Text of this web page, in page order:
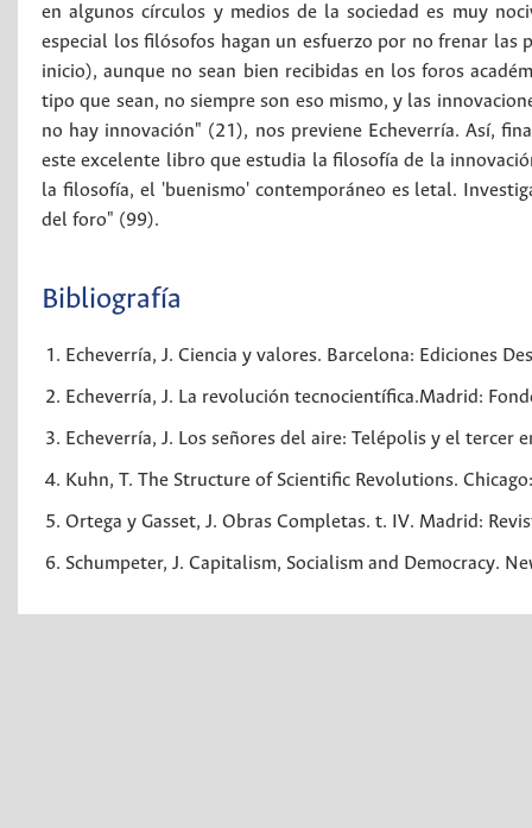
en algunos círculos y medios de la sociedad es muy
especial los filósofos hagan un esfuerzo por no frenar las
inicio), aunque no sean bien recibidas en los foros
tipo que sean, no siempre son eso mismo, y las
no hay innovación" (21), nos previene Echeverría. Así,
este excelente libro que estudia la filosofía de la
la filosofía, el 'buenismo' contemporáneo es letal.
del foro" (99).
Bibliografía
Echeverría, J. Ciencia y valores. Barcelona: Ediciones
Echeverría, J. La revolución tecnocientífica.Madrid:
Echeverría, J. Los señores del aire: Telépolis y el tercer
Kuhn, T. The Structure of Scientific Revolutions.
Ortega y Gasset, J. Obras Completas. t. IV. Madrid:
Schumpeter, J. Capitalism, Socialism and Democracy.